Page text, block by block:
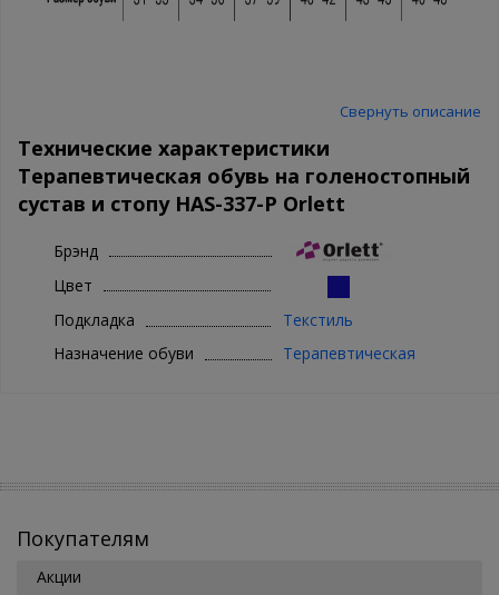
Свернуть описание
Технические характеристики
Терапевтическая обувь на голеностопный
сустав и стопу HAS-337-P Orlett
Брэнд
Цвет
Подкладка
Текстиль
Назначение обуви
Терапевтическая
Покупателям
Акции